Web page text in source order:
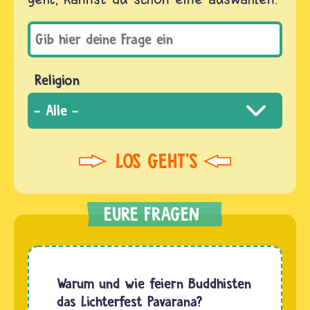
Religion
Warum und wie feiern Buddhisten
das Lichterfest Pavarana?